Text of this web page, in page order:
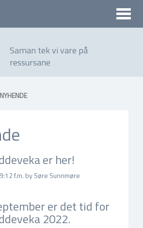
Saman tek vi vare på
ressursane
Toggle
NYHENDE
er her!
f.m. by Søre Sunnmøre
er det tid for
2022.